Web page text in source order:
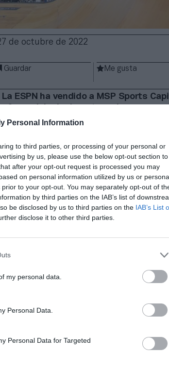
Personal Information
to third parties, or processing of your personal or
by us, please use the below opt-out section to
after your opt-out request is processed you may
on personal information utilized by us or
to your opt-out. You may separately opt-out of
by third parties on the IAB’s list of
be disclosed by us to third parties on the IAB’s List
disclose it to other third parties.
my personal data.
Personal Data.
Personal Data for Targeted
de octubre de 2022
Guardar Me gusta
La ESPN ha vendido a MSP Sports
. El fondo, actual accionista minoritario
de los eventos y contenidos,
norteamericano, que creó la
plano y mantendrá una
continuará siendo el socio audiovisual
los próximos años. MSP Sports Capital,
de la producción y dirección de los
en Aspen del 27 al 29 de enero
de un nuevo director
de Twitch,
de Tony Hawk, 10 veces
como asesor de la marca.
de McLaren Racing por 200 millones de euros